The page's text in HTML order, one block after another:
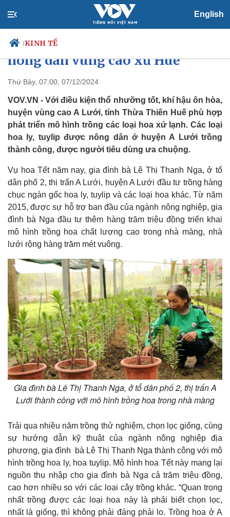
English
/KINH TẾ
Chính trị
Đảng
Tổ chức nhân sự
Quốc hội
Nhận diện sự thật
Xã hội
Tin 24h
Dự báo thời tiết
Giáo dục
Dấu ấn VOV
Việc làm
Biển đảo
Thế giới
Multimedia
Mô hình trông hoa chất lượng
cao tạo thu nhập ổn định cho
nông dân vùng cao xứ Huế
Thứ Bảy, 07:00, 07/12/2024
VOV.VN - Với điều kiện thổ nhưỡng tốt, khí hậu ôn hòa,
huyện vùng cao A Lưới, tỉnh Thừa Thiên Huế phù hợp
phát triển mô hình trồng các loại hoa xứ lạnh. Các loại
hoa ly, tuylip được nông dân ở huyện A Lưới trồng
thành công, được người tiêu dùng ưa chuộng.
Vụ hoa Tết năm nay, gia đình bà Lê Thị Thanh Nga, ở tổ
dân phố 2, thị trấn A Lưới, huyện A Lưới đầu tư trồng hàng
chục ngàn gốc hoa ly, tuylip và các loại hoa khác. Từ năm
2015, được sự hỗ trợ ban đầu của ngành nông nghiệp, gia
đình bà Nga đầu tư thêm hàng trăm triệu đồng triển khai
mô hình trồng hoa chất lượng cao trong nhà màng, nhà
lưới rộng hàng trăm mét vuông.
Gia đình bà Lê Thị Thanh Nga, ở tổ dân phố 2, thị trấn A
Lưới thành công với mô hình trồng hoa trong nhà màng
Trải qua nhiều năm trồng thử nghiệm, chọn lọc giống, cùng
sự hướng dẫn kỹ thuật của ngành nông nghiệp địa
phương, gia đình bà Lê Thị Thanh Nga thành công với mô
hình trồng hoa ly, hoa tuylip. Mô hình hoa Tết này mang lại
nguồn thu nhập cho gia đình bà Nga cả trăm triệu đồng,
cao hơn nhiều so với các loại cây trồng khác. “Quan trọng
nhất trồng được các loại hoa này là phải biết chọn lọc,
nhất là giống, thì không phải đáng phải lo. Trồng hoa ở A